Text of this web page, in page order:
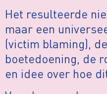
Het resulteerde
maar een
(victim blaming),
boetedoening, de
en idee over hoe